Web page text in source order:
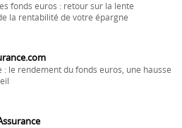
fonds euros : retour sur la lente
la rentabilité de votre épargne
: le rendement du fonds euros, une hausse